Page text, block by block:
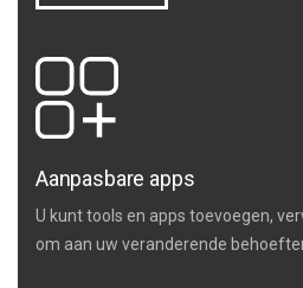
Aanpasbare apps
U kunt tools en apps toevoegen,
om aan uw veranderende